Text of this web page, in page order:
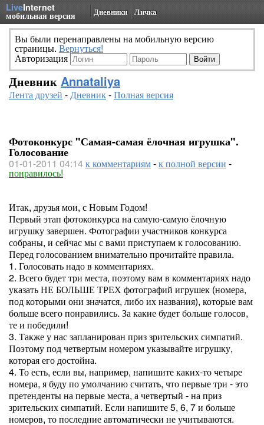
LiveInternet
мобильная версия Дневники Личка
Вы были перенаправлены на мобильную версию
страницы. Вернуться!
Авторизация
Дневник Annataliya
Лента друзей -Дневник-Полная версия
Фотоконкурс "Самая-самая ёлочная игрушка".
Голосование
01-01-2011 04:14к комментариям-к полной версии -
понравилось!
Итак, друзья мои, с Новым Годом!
Первый этап фотоконкурса на самую-самую ёлочную
игрушку завершен. Фотографии участников конкурса
собраны, и сейчас мы с вами приступаем к голосованию.
Перед голосованием внимательно прочитайте правила.
1. Голосовать надо в комментариях.
2. Всего будет три места, поэтому вам в комментариях надо
указать НЕ БОЛЬШЕ ТРЕХ фотографий игрушек (номера,
под которыми они значатся, либо их названия), которые вам
больше всего понравились. За какие будет больше голосов,
те и победили!
3. Также у нас запланирован приз зрительских симпатий.
Поэтому под четвертым номером указывайте игрушку,
которая его достойна.
4. То есть, если вы, например, напишите каких-то четыре
номера, я буду по умолчанию считать, что первые три - это
претенденты на первые места, а четвертый - на приз
зрительских симпатий. Если напишите 5, 6, 7 и больше
номеров, то последние автоматически не учитываются.